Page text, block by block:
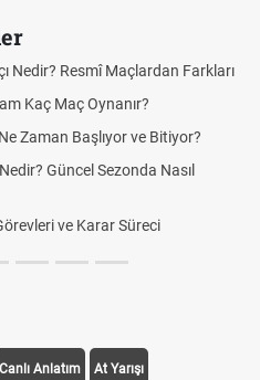
Nedir? Resmî Maçlardan Farkları
Kaç Maç Oynanır?
Zaman Başlıyor ve Bitiyor?
Güncel Sezonda Nasıl
ve Karar Süreci
Canlı Anlatım At Yarışı